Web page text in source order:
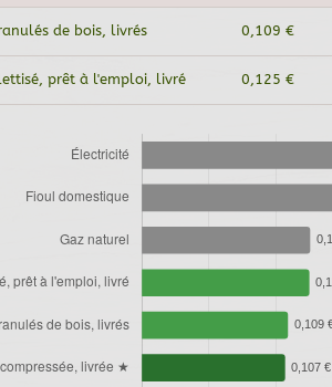
de bois, livrés 0,109 €
prêt à l'emploi, livré 0,125 €